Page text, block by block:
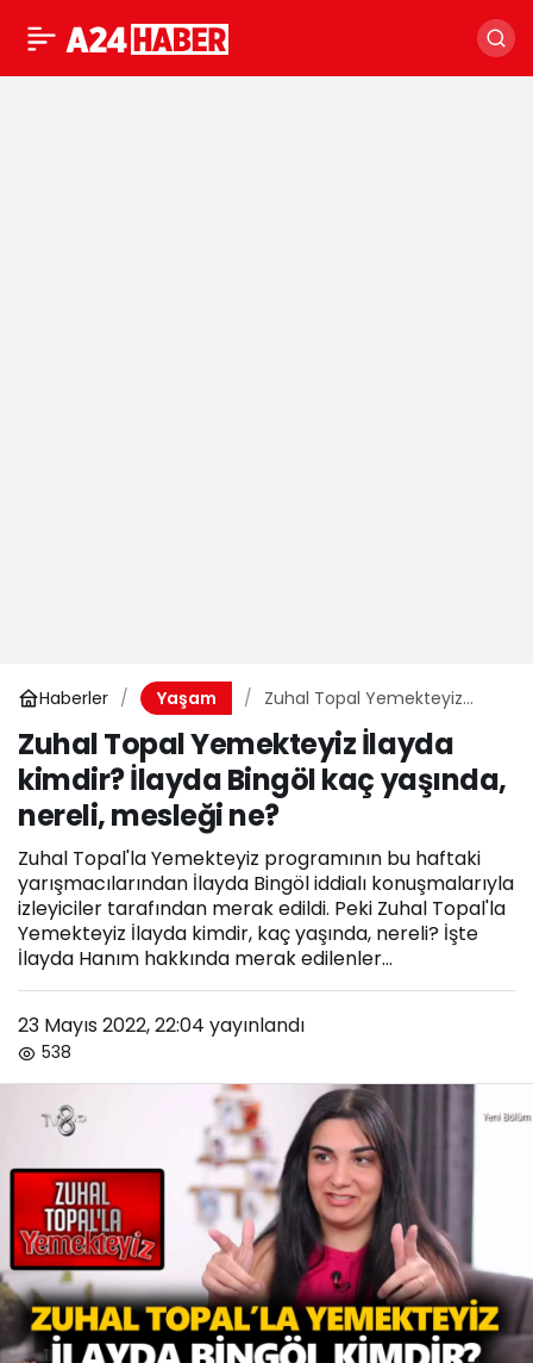
Haberler Yaşam
Zuhal Topal Yemekteyiz
İlayda kimdir? İlayda Bingöl
kaç yaşında, nereli, mesleği
ne?
Zuhal Topal Yemekteyiz İlayda
kimdir? İlayda Bingöl kaç yaşında,
nereli, mesleği ne?
Zuhal Topal'la Yemekteyiz programının bu haftaki
yarışmacılarından İlayda Bingöl iddialı konuşmalarıyla
izleyiciler tarafından merak edildi. Peki Zuhal Topal'la
Yemekteyiz İlayda kimdir, kaç yaşında, nereli? İşte
İlayda Hanım hakkında merak edilenler...
23 Mayıs 2022, 22:04 yayınlandı
538